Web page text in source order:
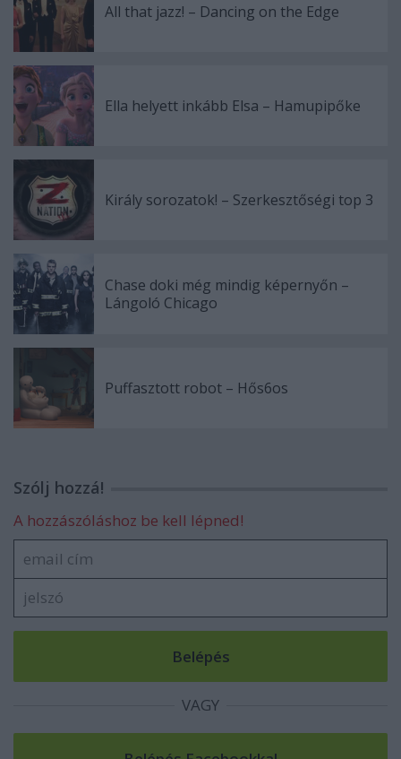
All that jazz! – Dancing on the Edge
Ella helyett inkább Elsa – Hamupipőke
Király sorozatok! – Szerkesztőségi top 3
Chase doki még mindig képernyőn –
Lángoló Chicago
Puffasztott robot – Hős6os
Szólj hozzá!
A hozzászóláshoz be kell lépned!
VAGY